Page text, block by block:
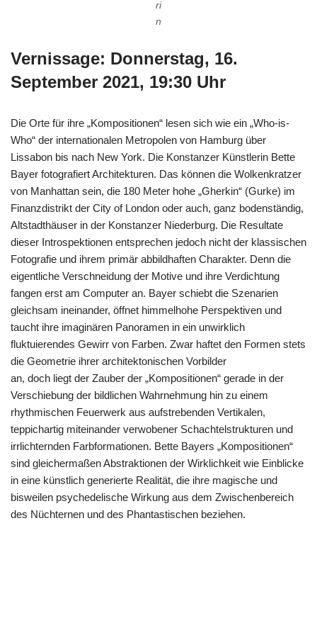
ri
n
Vernissage: Donnerstag, 16.
September 2021, 19:30 Uhr
Die Orte für ihre „Kompositionen“ lesen sich wie ein „Who-is-
Who“ der internationalen Metropolen von Hamburg über
Lissabon bis nach New York. Die Konstanzer Künstlerin Bette
Bayer fotografiert Architekturen. Das können die Wolkenkratzer
von Manhattan sein, die 180 Meter hohe „Gherkin“ (Gurke) im
Finanzdistrikt der City of London oder auch, ganz bodenständig,
Altstadthäuser in der Konstanzer Niederburg. Die Resultate
dieser Introspektionen entsprechen jedoch nicht der klassischen
Fotografie und ihrem primär abbildhaften Charakter. Denn die
eigentliche Verschneidung der Motive und ihre Verdichtung
fangen erst am Computer an. Bayer schiebt die Szenarien
gleichsam ineinander, öffnet himmelhohe Perspektiven und
taucht ihre imaginären Panoramen in ein unwirklich
fluktuierendes Gewirr von Farben. Zwar haftet den Formen stets
die Geometrie ihrer architektonischen Vorbilder
an, doch liegt der Zauber der „Kompositionen“ gerade in der
Verschiebung der bildlichen Wahrnehmung hin zu einem
rhythmischen Feuerwerk aus aufstrebenden Vertikalen,
teppichartig miteinander verwobener Schachtelstrukturen und
irrlichternden Farbformationen. Bette Bayers „Kompositionen“
sind gleichermaßen Abstraktionen der Wirklichkeit wie Einblicke
in eine künstlich generierte Realität, die ihre magische und
bisweilen psychedelische Wirkung aus dem Zwischenbereich
des Nüchternen und des Phantastischen beziehen.